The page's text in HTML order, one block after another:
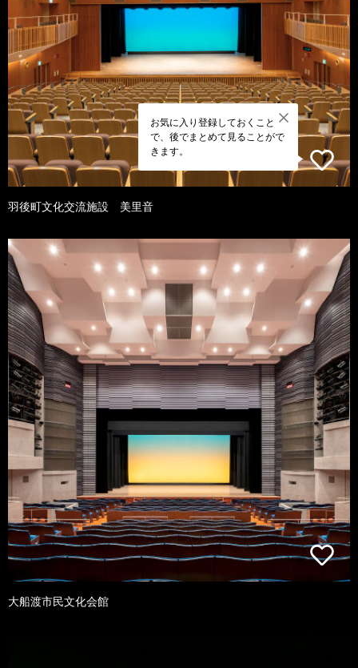
お気に入り登録しておくこと
で、後でまとめて見ることがで
きます。
羽後町文化交流施設 美里音
大船渡市民文化会館